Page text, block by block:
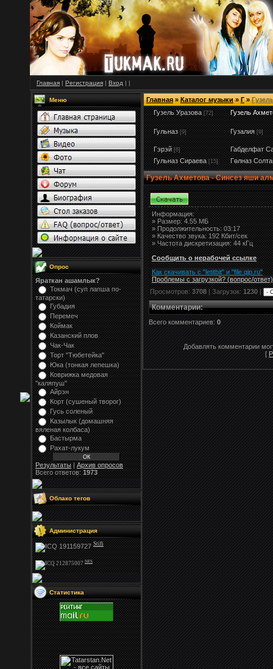
Главная | Регистрация | Вход | |
Меню
Опрос
Яраткан ашамлык?
Токмач (суп лапша по-
татарски)
Губадия
Перемеч
Коймак
Казанский плов
Чак-Чак
Торт "Тюбетейка"
Юка (тонкая лепешка)
Коврижка медовая
"каляпуш"
Айрэн
Корт (сушеный творог)
Гусь соленый
Казылык (домашняя
вяленая колбаса)
Бастырма
Рахат-лукум
Результаты|Архив опросов
Всего ответов:1973
Облако тегов
Администрация
Stifi
NFS
Статистика
Главная»Каталог музыки»Г»
Гузель Уразова [72] Гузель
Гульназ [9] Гузалия [9]
Гэрэй [6]
Габделфат
Гульназ Сираева [15] Гөлназ
Гузель Ахметова - Синсез яши
Информация:
»Размер:4.55 МБ
» Продолжительность: 03:17
» Качество звука: 192 Кбит/сек
» Частота дискретизация: 44 кГц
Сообщить о нерабочей ссылке
Как скачивать с "letitbit" и "file.qip.ru"
Проблемы с загрузкой? (вопрос/ответ)
Просмотров:3708| Загрузок:1230|
Комментарии:
Всего комментариев: 0
Добавлять комментарии
[